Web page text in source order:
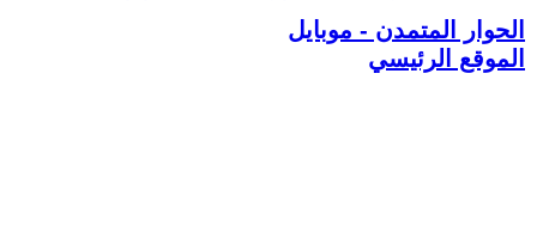
الحوار المتمدن - موبايل
الموقع الرئيسي